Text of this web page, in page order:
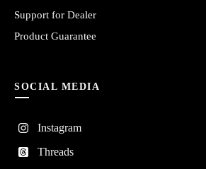
Support for Dealer
Product Guarantee
SOCIAL MEDIA
Instagram
Threads